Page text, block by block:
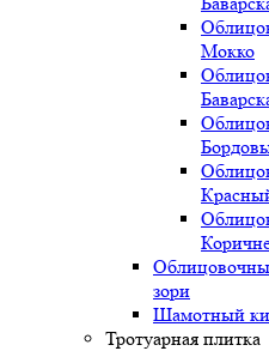
Мокко
зори
Шамотный
Тротуарная плитка